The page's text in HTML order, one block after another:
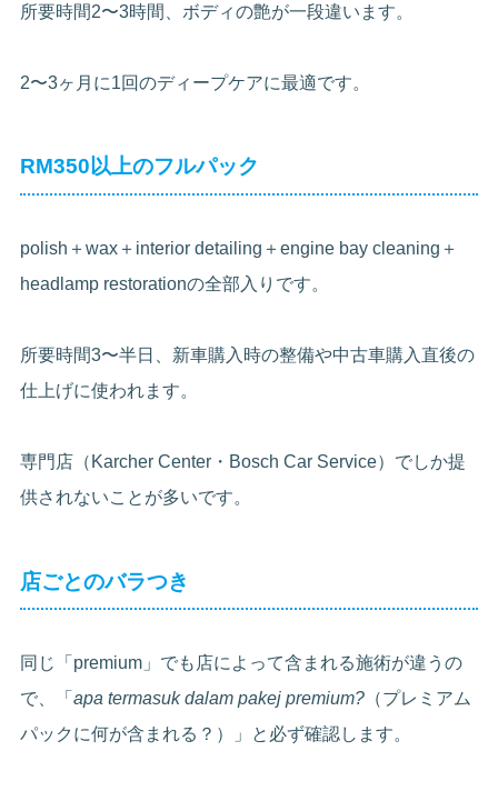
所要時間2〜3時間、ボディの艶が一段違います。
2〜3ヶ月に1回のディープケアに最適です。
RM350以上のフルパック
polish＋wax＋interior detailing＋engine bay cleaning＋
headlamp restorationの全部入りです。
所要時間3〜半日、新車購入時の整備や中古車購入直後の
仕上げに使われます。
専門店（Karcher Center・Bosch Car Service）でしか提
供されないことが多いです。
店ごとのバラつき
同じ「premium」でも店によって含まれる施術が違うの
で、「apa termasuk dalam pakej premium? （プレミアム
パックに何が含まれる？）」と必ず確認します。